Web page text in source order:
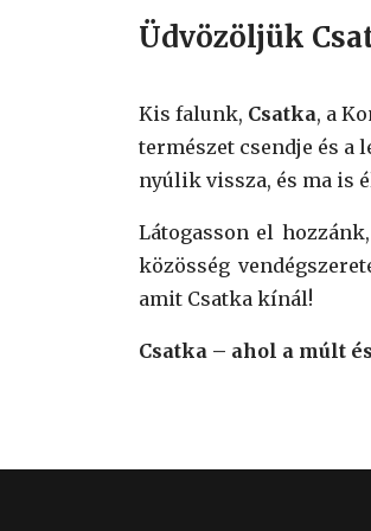
Üdvözöljük
Kis falunk, Csatka, a
természet csendje és a
nyúlik vissza, és ma is
Látogasson el
közösség
amit Csatka kínál!
Csatka – ahol a múlt